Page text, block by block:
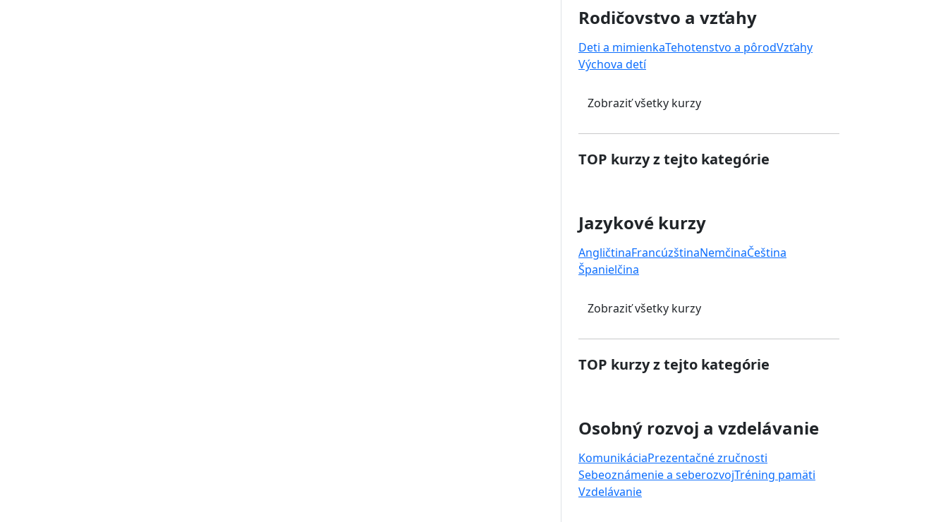
Rodičovstvo a vzťahy
Deti a mimienkaTehotenstvo a pôrodVzťahy
Výchova detí
Zobraziť všetky kurzy
TOP kurzy z tejto kategórie
Jazykové kurzy
AngličtinaFrancúzštinaNemčinaČeština
Španielčina
Zobraziť všetky kurzy
TOP kurzy z tejto kategórie
Osobný rozvoj a vzdelávanie
KomunikáciaPrezentačné zručnosti
Sebeoznámenie a seberozvojTréning pamäti
Vzdelávanie